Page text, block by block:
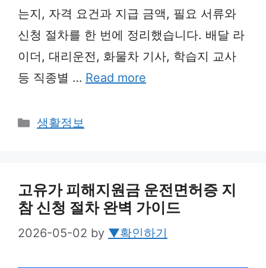
는지, 자격 요건과 지급 금액, 필요 서류와
신청 절차를 한 번에 정리했습니다. 배달 라
이더, 대리운전, 화물차 기사, 학습지 교사
등 직종별 … Read more
Categories
생활정보
고유가 피해지원금 운전면허증 지
참 신청 절차 완벽 가이드
2026-05-02 by ▼확인하기